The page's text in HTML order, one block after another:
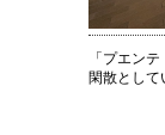
「プエン
閑散として